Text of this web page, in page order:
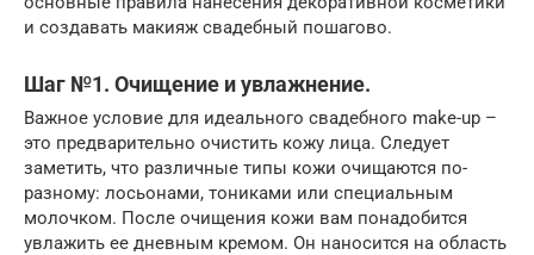
и создавать макияж свадебный пошагово.
Шаг №1. Очищение и увлажнение.
Важное условие для идеального свадебного make-up –
это предварительно очистить кожу лица. Следует
заметить, что различные типы кожи очищаются по-
разному: лосьонами, тониками или специальным
молочком. После очищения кожи вам понадобится
увлажить ее дневным кремом. Он наносится на область